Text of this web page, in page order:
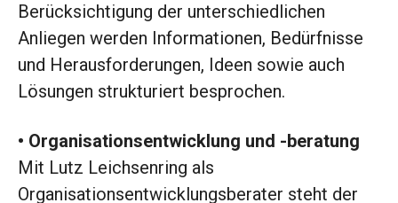
Berücksichtigung der unterschiedlichen
Anliegen werden Informationen, Bedürfnisse
und Herausforderungen, Ideen sowie auch
Lösungen strukturiert besprochen.
• Organisationsentwicklung und -beratung
Mit Lutz Leichsenring als
Organisationsentwicklungsberater steht der